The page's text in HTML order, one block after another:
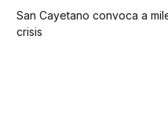
San Cayetano convoca a
crisis